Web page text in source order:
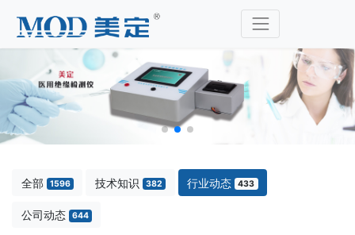
全部 1596 技术知识 382 行业动态 433
公司动态 644